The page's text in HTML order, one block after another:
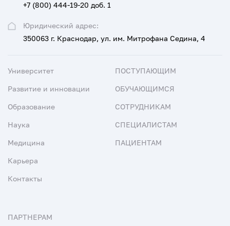
Юридический адрес:
350063 г. Краснодар, ул. им. Митрофана Седина, 4
+7 (800) 444-19-20 доб. 1
Университет
Развитие и инновации
Образование
Наука
Медицина
Карьера
Контакты
ПОСТУПАЮЩИМ
ОБУЧАЮЩИМСЯ
СОТРУДНИКАМ
СПЕЦИАЛИСТАМ
ПАЦИЕНТАМ
ПАРТНЕРАМ